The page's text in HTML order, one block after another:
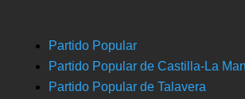
Partido Popular
Partido Popular de Castilla-La
Partido Popular de Talavera